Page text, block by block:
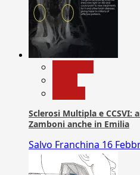
Sclerosi Multipla e CCSVI:
Zamboni anche in Emilia
Salvo Franchina 16